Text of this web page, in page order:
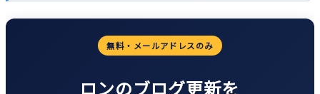
無料・メールアドレスのみ
ロンのブログ更新を